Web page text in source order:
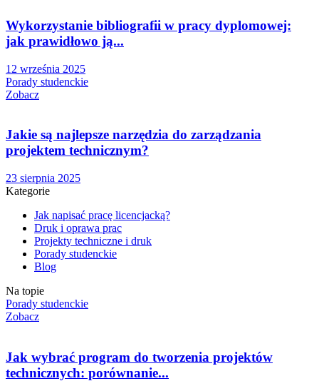
Wykorzystanie bibliografii w pracy dyplomowej:
jak prawidłowo ją...
12 września 2025
Porady studenckie
Zobacz
Jakie są najlepsze narzędzia do zarządzania
projektem technicznym?
23 sierpnia 2025
Kategorie
Jak napisać pracę licencjacką?
Druk i oprawa prac
Projekty techniczne i druk
Porady studenckie
Blog
Na topie
Porady studenckie
Zobacz
Jak wybrać program do tworzenia projektów
technicznych: porównanie...